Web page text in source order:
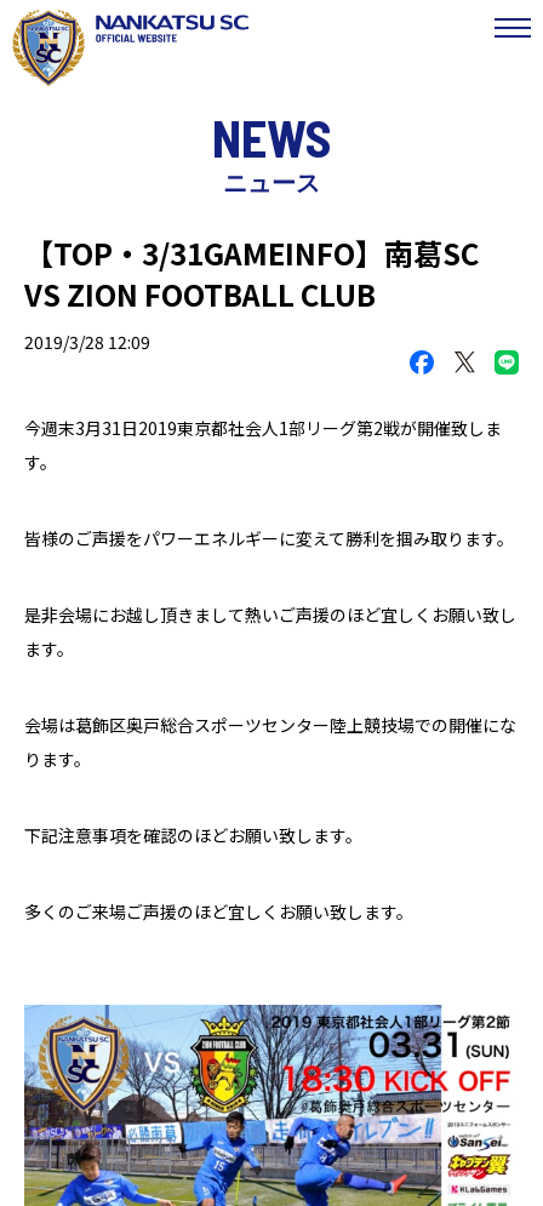
NEWS
ニュース
【TOP・3/31GAMEINFO】南葛SC
VS ZION FOOTBALL CLUB
2019/3/28 12:09
今週末3月31日2019東京都社会人1部リーグ第2戦が開催致しま
す。
皆様のご声援をパワーエネルギーに変えて勝利を掴み取ります。
是非会場にお越し頂きまして熱いご声援のほど宜しくお願い致し
ます。
会場は葛飾区奥戸総合スポーツセンター陸上競技場での開催にな
ります。
下記注意事項を確認のほどお願い致します。
多くのご来場ご声援のほど宜しくお願い致します。